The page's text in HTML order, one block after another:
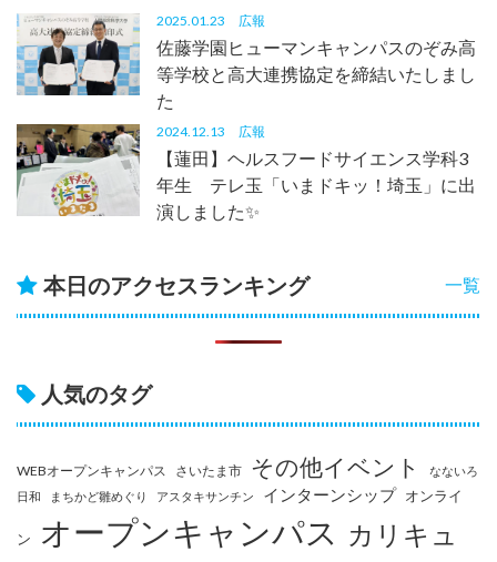
2025.01.23 広報
佐藤学園ヒューマンキャンパスのぞみ高
等学校と高大連携協定を締結いたしまし
た
2024.12.13 広報
【蓮田】ヘルスフードサイエンス学科3
年生 テレ玉「いまドキッ！埼玉」に出
演しました✨
一覧
本日のアクセスランキング
人気のタグ
WEBオープンキャンパス さいたま市 その他イベント
なないろ
日和
まちかど雛めぐり アスタキサンチン インターンシップ オンライ
ン オープンキャンパス カリキュ